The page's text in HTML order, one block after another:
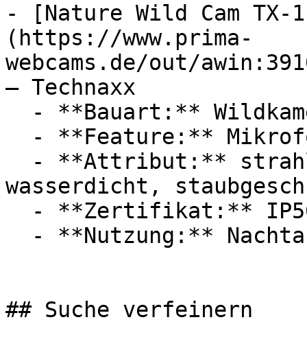
- [Nature Wild Cam TX-
(https://www.prima-
webcams.de/out/
— Technaxx
wasserdicht,
## Suche verfeinern